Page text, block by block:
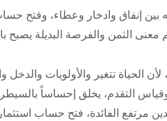
إنفاق وادخار وعطاء، وفتح
الثمن والفرصة البديلة يصبح
تتغير والأولويات والدخل
التقدم، يخلق إحساساً بالسيطرة
دين مرتفع الفائدة، فتح حساب